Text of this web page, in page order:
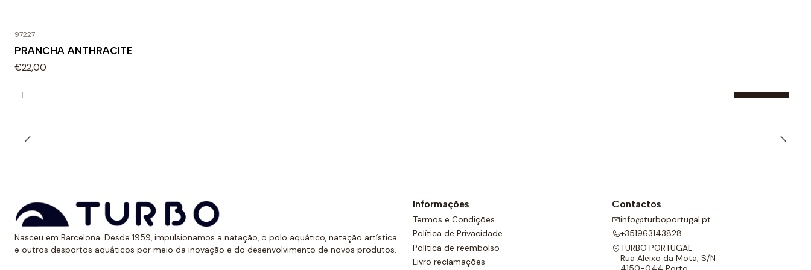
97227
PRANCHA ANTHRACITE
€22,00
Nasceu em Barcelona. Desde 1959, impulsionamos a natação, o polo aquático, natação artística
e outros desportos aquáticos por meio da inovação e do desenvolvimento de novos produtos.
Informações
Termos e Condições
Política de Privacidade
Política de reembolso
Livro reclamações
Contactos
info@turboportugal.pt
+351963143828
TURBO PORTUGAL
Rua Aleixo da Mota, S/N